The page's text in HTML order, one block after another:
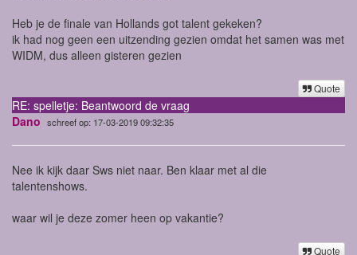
Heb je de finale van Hollands got talent gekeken?
ik had nog geen een uitzending gezien omdat het samen was met
WIDM, dus alleen gisteren gezien
Quote
RE: spelletje: Beantwoord de vraag
Dano schreef op: 17-03-2019 09:32:35
Nee ik kijk daar Sws niet naar. Ben klaar met al die
talentenshows.
waar wil je deze zomer heen op vakantie?
Quote